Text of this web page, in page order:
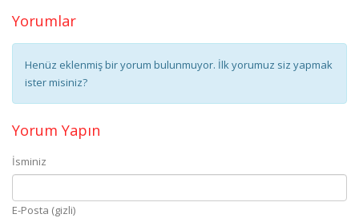
Yorumlar
Henüz eklenmiş bir yorum bulunmuyor. İlk yorumuz siz yapmak
ister misiniz?
Yorum Yapın
İsminiz
E-Posta (gizli)